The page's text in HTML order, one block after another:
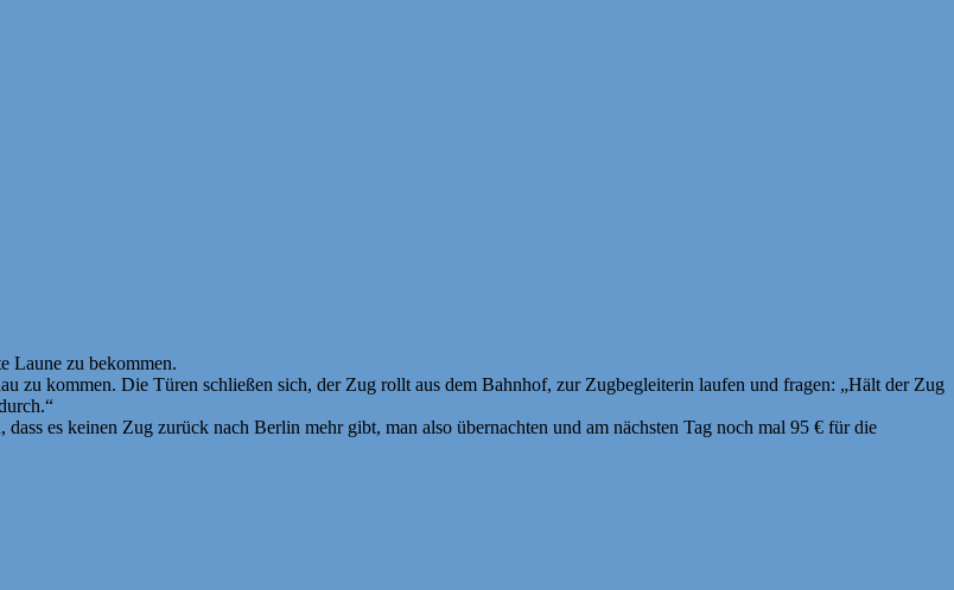
Laune zu bekommen.
zu kommen. Die Türen schließen sich, der Zug rollt aus dem Bahnhof, zur Zugbegleiterin laufen und fragen: „Hält der Zug
es keinen Zug zurück nach Berlin mehr gibt, man also übernachten und am nächsten Tag noch mal 95 € für die